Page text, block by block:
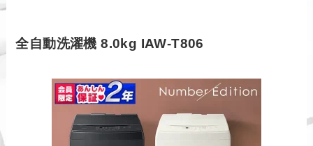
全自動洗濯機 8.0kg IAW-T806